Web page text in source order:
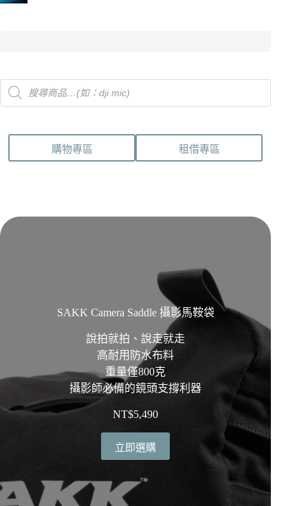
Products
search
購物專區 租借專區
SAKK Camera Saddle 攝影馬鞍袋
說拍就拍、說走就走
高耐用防水布料
重量僅800克
攝影師必備的鏡頭支撐利器
NT$5,490
立即選購